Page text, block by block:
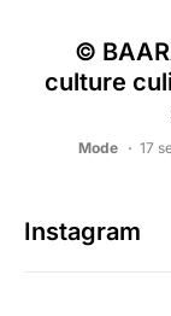
©
culture
Mode 17
Instagram